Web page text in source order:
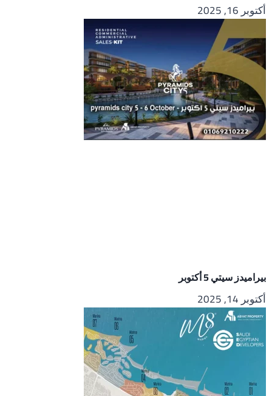
أكتوبر 16, 2025
بيراميدز سيتي 5 أكتوبر
أكتوبر 14, 2025